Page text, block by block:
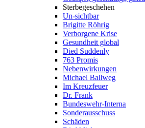
Sterbegeschehen
Un-sichtbar
Brigitte Röhrig
Verborgene Krise
Gesundheit global
Died Suddenly
763 Promis
Nebenwirkungen
Michael Ballweg
Im Kreuzfeuer
Dr. Frank
Bundeswehr-Interna
Sonderausschuss
Schäden